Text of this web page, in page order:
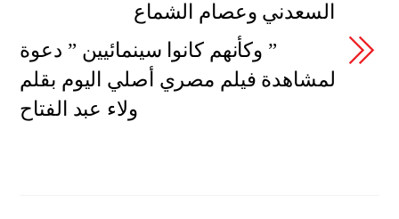
السعدني وعصام الشماع
” وكأنهم كانوا سينمائيين ” دعوة
لمشاهدة فيلم مصري أصلي اليوم بقلم
ولاء عبد الفتاح